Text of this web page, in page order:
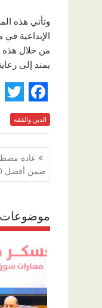
وتأتي هذه
الإبداعية
من خلال هذه
يمتد إلى
F
a
c
e
b
o
k
T
w
i
t
t
e
r
الدين والفقه
تصفّح
المقالات
غادة
ضمن أفضل 50 سيدة تأثيرًا في مصر
موضوعات